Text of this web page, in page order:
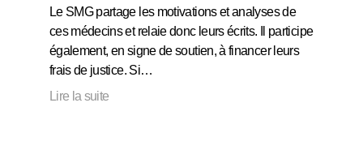
Le SMG partage les motivations et analyses de
ces médecins et relaie donc leurs écrits. Il participe
également, en signe de soutien, à financer leurs
frais de justice. Si…
Lire la suite